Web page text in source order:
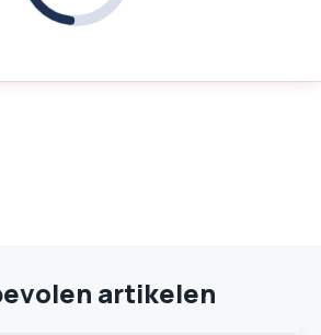
artikelen